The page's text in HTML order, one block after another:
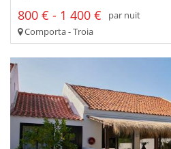
800 € - 1 400 €
par nuit
Comporta - Troia